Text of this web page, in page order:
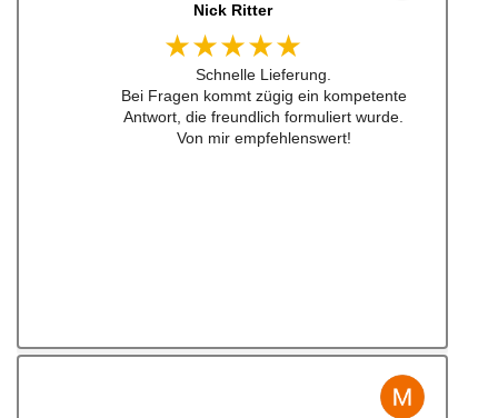
jonas bitter
★★★★★
Hatte das luisi mirage lenkrad für einen sehr
guten Preis bestellt und war nach nicht mal
24h da. Sogar aufkleber waren dabei ... habe
ich schon lange nicht mehr erlebt .